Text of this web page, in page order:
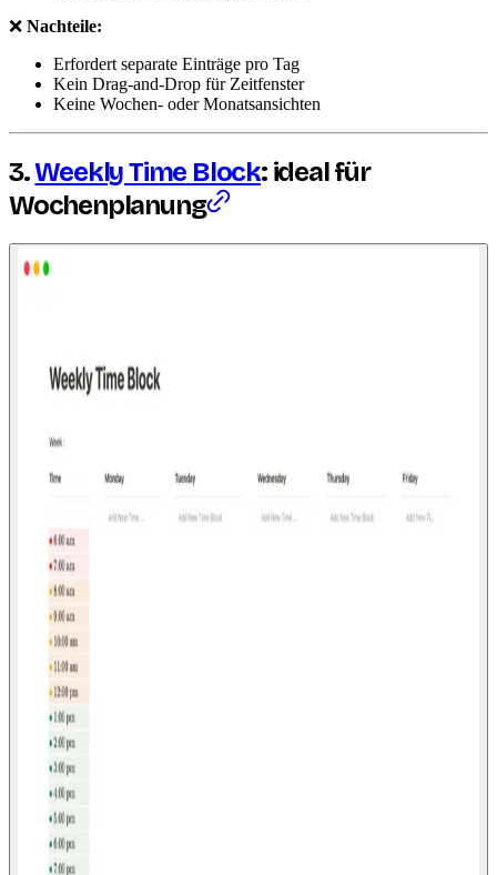
❌ Nachteile:
Erfordert separate Einträge pro Tag
Kein Drag-and-Drop für Zeitfenster
Keine Wochen- oder Monatsansichten
3.Weekly Time Block: ideal für
Wochenplanung